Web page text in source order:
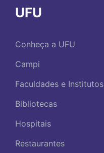
UFU
Conheça a UFU
Campi
Faculdades e Institutos
Bibliotecas
Hospitais
Restaurantes